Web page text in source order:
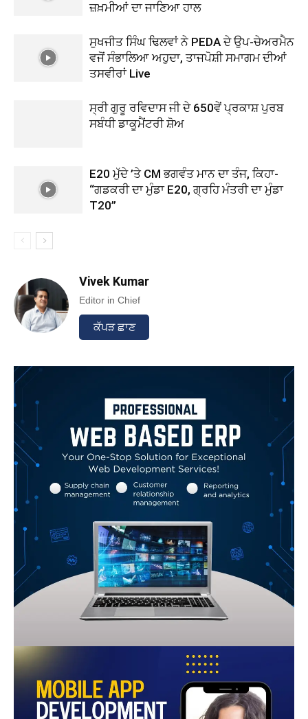
ਜ਼ਖ਼ਮੀਆਂ ਦਾ ਜਾਣਿਆ ਹਾਲ
ਸੁਖਜੀਤ ਸਿੰਘ ਢਿਲਵਾਂ ਨੇ PEDA ਦੇ ਉਪ-ਚੇਅਰਮੈਨ
ਵਜੋਂ ਸੰਭਾਲਿਆ ਅਹੁਦਾ, ਤਾਜਪੋਸ਼ੀ ਸਮਾਗਮ ਦੀਆਂ
ਤਸਵੀਰਾਂ Live
ਸ੍ਰੀ ਗੁਰੂ ਰਵਿਦਾਸ ਜੀ ਦੇ 650ਵੇਂ ਪ੍ਰਕਾਸ਼ ਪੁਰਬ
ਸਬੰਧੀ ਡਾਕੂਮੈਂਟਰੀ ਸ਼ੋਅ
E20 ਮੁੱਦੇ ’ਤੇ CM ਭਗਵੰਤ ਮਾਨ ਦਾ ਤੰਜ, ਕਿਹਾ-
“ਗਡਕਰੀ ਦਾ ਮੁੰਡਾ E20, ਗ੍ਰਹਿ ਮੰਤਰੀ ਦਾ ਮੁੰਡਾ
T20”
Vivek Kumar
Editor in Chief
ਕੱਪੜ ਛਾਣ